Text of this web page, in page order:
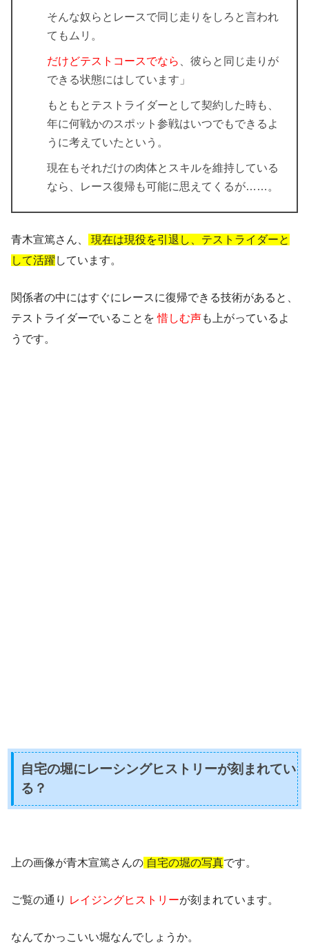
そんな奴らとレースで同じ走りをしろと言われ
てもムリ。
だけどテストコースでなら
、彼らと同じ走りが
できる状態にはしています」
もともとテストライダーとして契約した時も、
年に何戦かのスポット参戦はいつでもできるよ
うに考えていたという。
現在もそれだけの肉体とスキルを維持している
なら、レース復帰も可能に思えてくるが……。
青木宣篤さん、
現在は現役を引退し、テストライダーと
して活躍 しています。
関係者の中にはすぐにレースに復帰できる技術があると、
テストライダーでいることを 惜しむ声も上がっているよ
うです。
自宅の堀にレーシングヒストリーが刻まれてい
る？
上の画像が青木宣篤さんの 自宅の堀の写真です。
ご覧の通り レイジングヒストリーが刻まれています。
なんてかっこいい堀なんでしょうか。